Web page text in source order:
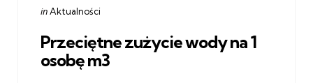
Categories
Posted
inAktualności
Przeciętne zużycie wody na 1
osobę m3